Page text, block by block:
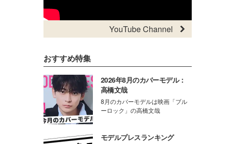
YouTube Channel
おすすめ特集
2026年8月のカバーモデル：
高橋文哉
8月のカバーモデルは映画「ブル
ーロック」の高橋文哉
モデルプレスランキング